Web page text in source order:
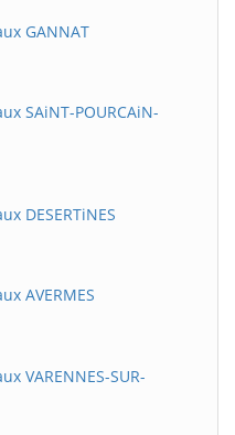
GANNAT
SAiNT-POURCAiN-
DESERTiNES
AVERMES
VARENNES-SUR-